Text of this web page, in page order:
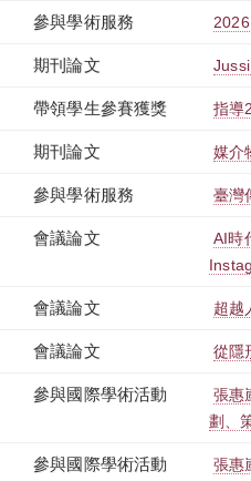
參與學術服務
期刊論文
帶領學生參賽獲獎 指導
期刊論文 媒介
參與學術服務 臺灣
會議論文
AI時
會議論文 超越
會議論文 從隱
參與國際學術活動
張惠
劃、
參與國際學術活動
張惠